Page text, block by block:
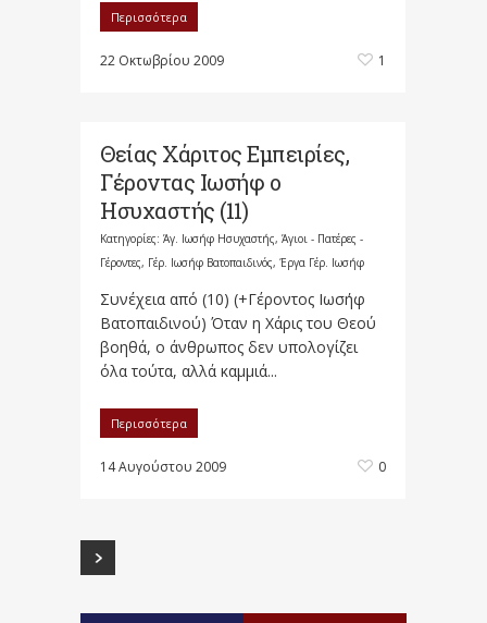
Περισσότερα
22 Οκτωβρίου 2009 1
Θείας Χάριτος Εμπειρίες,
Γέροντας Ιωσήφ ο
Ησυχαστής (11)
Κατηγορίες: Άγ. Ιωσήφ Ησυχαστής, Άγιοι - Πατέρες -
Γέροντες, Γέρ. Ιωσήφ Βατοπαιδινός, Έργα Γέρ. Ιωσήφ
Συνέχεια από (10) (+Γέροντος Ιωσήφ
Βατοπαιδινού) Όταν η Χάρις του Θεού
βοηθά, ο άνθρωπος δεν υπολογίζει
όλα τούτα, αλλά καμμιά...
Περισσότερα
14 Αυγούστου 2009 0